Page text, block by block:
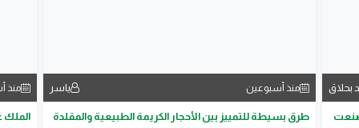
بحلاق
صنعت
منذ أسبوعين ياسر
طرق بسيطة للتمييز بين الأحجار الكريمة الطبيعية والمقلدة
منذ
الملك